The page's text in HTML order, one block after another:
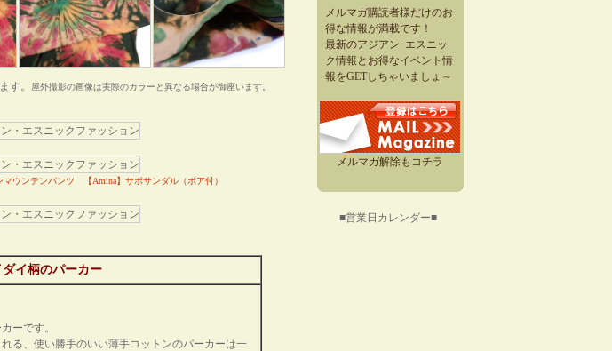
す。 屋外撮影の画像は実際のカラーと異なる場合が御座います。
マウンテンパンツ 【Amina】サボサンダル（ボア付）
イ柄のパーカー
ーです。
る、使い勝手のいい薄手コットンのパーカーは一
メルマガ購読者様だけのお
得な情報が満載です！
最新のアジアン･エスニッ
ク情報とお得なイベント情
報をGETしちゃいましょ～
メルマガ解除もコチラ
■営業日カレンダー■